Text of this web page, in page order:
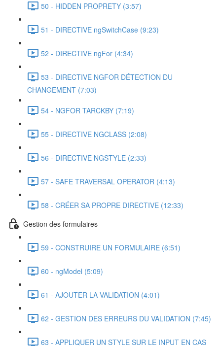
50 - HIDDEN PROPRETY (3:57)
51 - DIRECTIVE ngSwitchCase (9:23)
52 - DIRECTIVE ngFor (4:34)
53 - DIRECTIVE NGFOR DÉTECTION DU
CHANGEMENT (7:03)
54 - NGFOR TARCKBY (7:19)
55 - DIRECTIVE NGCLASS (2:08)
56 - DIRECTIVE NGSTYLE (2:33)
57 - SAFE TRAVERSAL OPERATOR (4:13)
58 - CRÉER SA PROPRE DIRECTIVE (12:33)
Gestion des formulaires
59 - CONSTRUIRE UN FORMULAIRE (6:51)
60 - ngModel (5:09)
61 - AJOUTER LA VALIDATION (4:01)
62 - GESTION DES ERREURS DU VALIDATION (7:45)
63 - APPLIQUER UN STYLE SUR LE INPUT EN CAS